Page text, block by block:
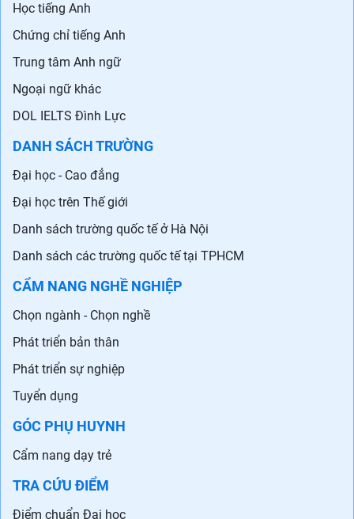
Học tiếng Anh
Chứng chỉ tiếng Anh
Trung tâm Anh ngữ
Ngoại ngữ khác
DOL IELTS Đình Lực
DANH SÁCH TRƯỜNG
Đại học - Cao đẳng
Đại học trên Thế giới
Danh sách trường quốc tế ở Hà Nội
Danh sách các trường quốc tế tại TPHCM
CẨM NANG NGHỀ NGHIỆP
Chọn ngành - Chọn nghề
Phát triển bản thân
Phát triển sự nghiệp
Tuyển dụng
GÓC PHỤ HUYNH
Cẩm nang dạy trẻ
TRA CỨU ĐIỂM
Điểm chuẩn Đại học